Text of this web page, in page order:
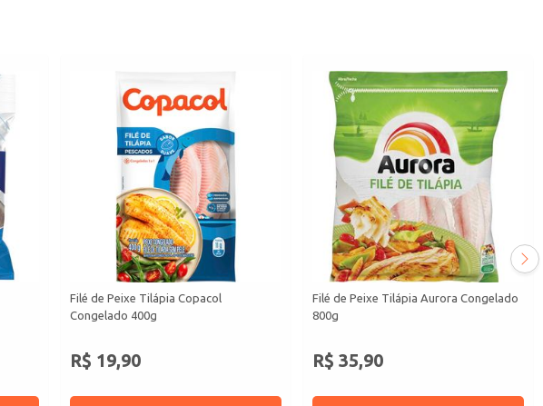
Filé de Peixe Tilápia Copacol
Congelado 400g
R$ 19,90
Filé de Peixe Tilápia Aurora Congelado
800g
R$ 35,90